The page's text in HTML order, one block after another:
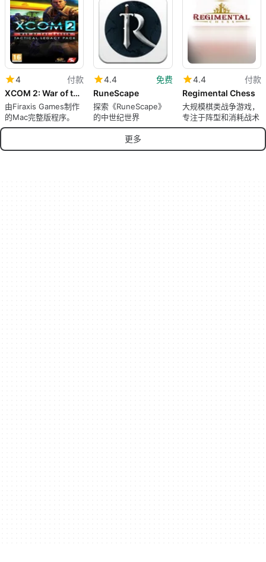
4
付款
XCOM 2: War of the Chosen - Tactical Legacy Pack
由Firaxis Games制作
的Mac完整版程序。
4.4
免费
RuneScape
探索《RuneScape》
的中世纪世界
4.4
付款
Regimental Chess
大规模棋类战争游戏，
专注于阵型和消耗战术
更多